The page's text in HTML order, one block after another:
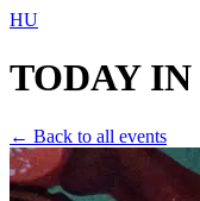
HU
TODAY IN
← Back to all events